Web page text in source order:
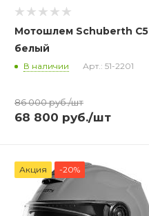
Мотошлем Schuberth C5
белый
В наличии Арт.: 51-2201
86 000руб./шт
68 800 руб./шт
Акция -20%